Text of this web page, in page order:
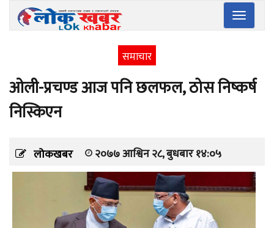
Toggle
समाचार
ओली-प्रचण्ड आज पनि छलफल, ठोस निष्कर्ष
निस्किएन
लोकखबर २०७७ आश्विन २८, बुधबार १४:०५